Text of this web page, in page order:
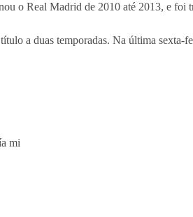
o Real Madrid de 2010 até 2013, e foi
a duas temporadas. Na última sexta-
mi